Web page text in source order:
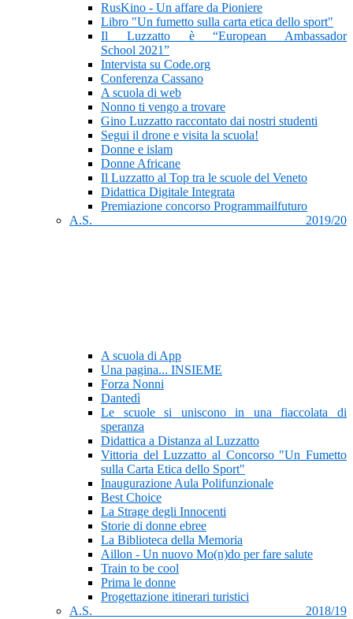
RusKino - Un affare da Pioniere
Libro "Un fumetto sulla carta etica dello sport"
Il Luzzatto è “European Ambassador
School 2021”
Intervista su Code.org
Conferenza Cassano
A scuola di web
Nonno ti vengo a trovare
Gino Luzzatto raccontato dai nostri studenti
Segui il drone e visita la scuola!
Donne e islam
Donne Africane
Il Luzzatto al Top tra le scuole del Veneto
Didattica Digitale Integrata
Premiazione concorso Programmailfuturo
A.S. 2019/20
A scuola di App
Una pagina... INSIEME
Forza Nonni
Dantedì
Le scuole si uniscono in una fiaccolata di
speranza
Didattica a Distanza al Luzzatto
Vittoria del Luzzatto al Concorso "Un Fumetto
sulla Carta Etica dello Sport"
Inaugurazione Aula Polifunzionale
Best Choice
La Strage degli Innocenti
Storie di donne ebree
La Biblioteca della Memoria
Aillon - Un nuovo Mo(n)do per fare salute
Train to be cool
Prima le donne
Progettazione itinerari turistici
A.S. 2018/19